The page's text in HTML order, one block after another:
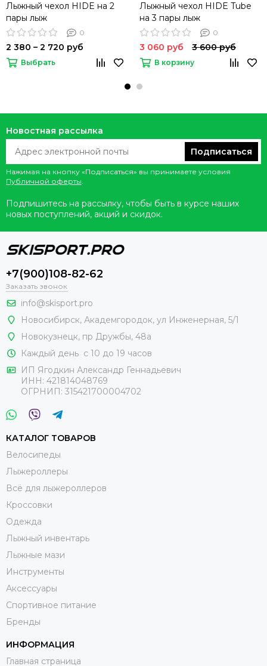
Лыжный чехол HIDE на 2
пары лыж
0
2 380 – 2 720 руб
Выбрать
Лыжный чехол HIDE Tube
на 3 пары лыж
0
3 060 руб 3 600 руб
В корзину
Новостная рассылка
Подписаться
Нажимая на кнопку «Подписаться» вы принимаете условия
Публичной оферты.
Подпишитесь на рассылку, чтобы быть в курсе наших
новых поступлений, акций и скидок.
+7(900)108-82-62
Заказать звонок
info@skisport.pro
Новосибирск, Академгородок, ул Инженерная, 5/1
Новокузнецк, пр Дружбы, 48а
Каждый день с 10 до 19 часов
ИП Ягодкин Александр Геннадьевич
ИНН: 421814048769
ОГРНИП: 315421700004702
КАТАЛОГ ТОВАРОВ
Велосипеды
Лыжероллеры
Всё для лыжероллеров
Кроссовки
Одежда
Лыжный инвентарь
Лыжные мази
Инструменты
Аксессуары
Спортивное питание
Бренды
ИНФОРМАЦИЯ
Главная страница